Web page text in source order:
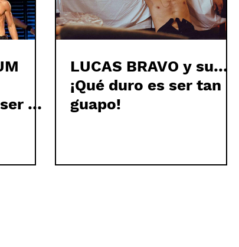
un
LUCAS BRAVO y su…
¡Qué duro es ser tan
guapo!